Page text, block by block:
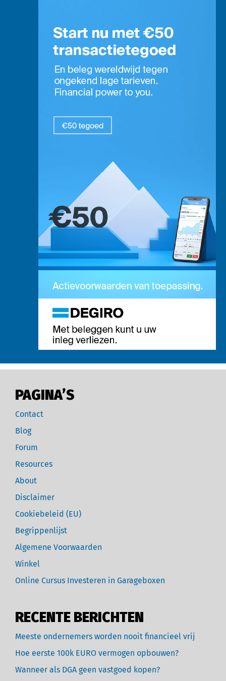
PAGINA’S
Contact
Blog
Forum
Resources
About
Disclaimer
Cookiebeleid (EU)
Begrippenlijst
Algemene Voorwaarden
Winkel
Online Cursus Investeren in Garageboxen
RECENTE BERICHTEN
Meeste ondernemers worden nooit financieel vrij
Hoe eerste 100k EURO vermogen opbouwen?
Wanneer als DGA geen vastgoed kopen?